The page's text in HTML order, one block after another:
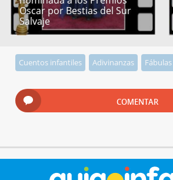
Oscar por Bestias del Sur
Salvaje
Cuentos infantiles Adivinanzas Fábulas
COMENTAR